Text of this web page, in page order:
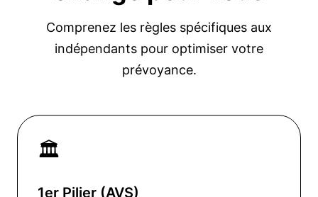
Comprenez les règles spécifiques aux
indépendants pour optimiser votre
prévoyance.
🏛️
1er Pilier (AVS)